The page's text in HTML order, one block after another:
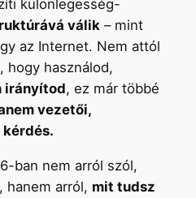
különlegesség-
válik – mint
az Internet. Nem attól
hogy használod,
irányítod, ez már többé
vezetői,
ban nem arról szól,
hanem arról, mit tudsz